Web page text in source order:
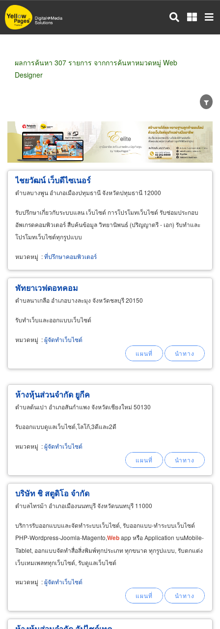
ข้าม
ไป
ผลการค้นหา 307 รายการ จากการค้นหาหมวดหมู่ Web
Designer
ขายส่ง ขายปลีก ผู้ผลิต
ตัวแทนจัดจำหน่าย
ผู้ส่งออก/นำเข้า
ธุรกิจบริการ
ไชยวัฒน์ เว็บดีไซเนอร์
ตำบลบางพูน อำเภอเมืองปทุมธานี จังหวัดปทุมธานี 12000
รับปรึกษาเกี่ยวกับระบบแลน เว็บไซต์ การโปรโมทเว็บไซต์ รับซ่อมประกอบ
อัพเกรดคอมพิวเตอร์ สืบค้นข้อมูล วิทยานิพนธ์ (ปริญญาตรี - เอก) รับทำและ
โปรโมทเว็บไซต์ทุกรูปแบบ
หมวดหมู่ :ที่ปรึกษาคอมพิวเตอร์
พัทยาเวฟดอทคอม
ตำบลนาเกลือ อำเภอบางละมุง จังหวัดชลบุรี 20150
รับทำเว็บและออกแบบเว็บไซด์
หมวดหมู่ :ผู้จัดทำเว็บไซต์
ห้างหุ้นส่วนจำกัด ยูกีค
ตำบลต้นเปา อำเภอสันกำแพง จังหวัดเชียงใหม่ 50130
รับออกแบบดูแลเว็บไซต์,โลโก้,3ดีและ2ดี
หมวดหมู่ :ผู้จัดทำเว็บไซต์
บริษัท ชิ สตูดิโอ จำกัด
ตำบลไทรม้า อำเภอเมืองนนทบุรี จังหวัดนนทบุรี 11000
บริการรับออกแบบและจัดทำระบบเว็บไซต์, รับออกแบบ-ทำระบบเว็บไซต์
PHP-Wordpress-Joomla-Magento,Webapp หรือ Application บนMobile-
Tablet, ออกแบบจัดทำสื่อสิ่งพิมพ์ทุกประเภท ทุกขนาด ทุกรูปแบบ, รับตกแต่ง
เว็บเทมเพลททุกเว็บไซต์, รับดูแลเว็บไซต์
หมวดหมู่ :ผู้จัดทำเว็บไซต์